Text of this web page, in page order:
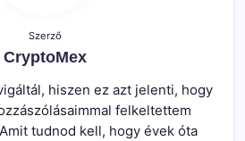
Szerző
CryptoMex
hiszen ez azt jelenti, hogy
felkeltettem
tudnod kell, hogy évek óta